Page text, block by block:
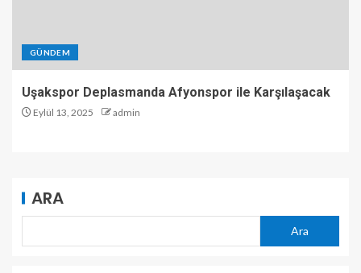
GÜNDEM
Uşakspor Deplasmanda Afyonspor ile Karşılaşacak
Eylül 13, 2025 admin
ARA
Ara